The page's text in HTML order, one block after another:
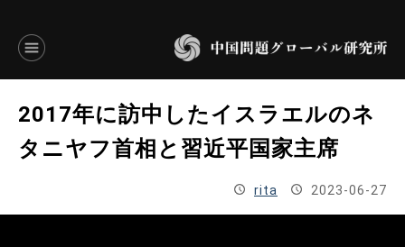
言語別アーカイブ
ENGLISH
2017年に訪中したイスラエルのネ
タニヤフ首相と習近平国家主席
rita 2023-06-27